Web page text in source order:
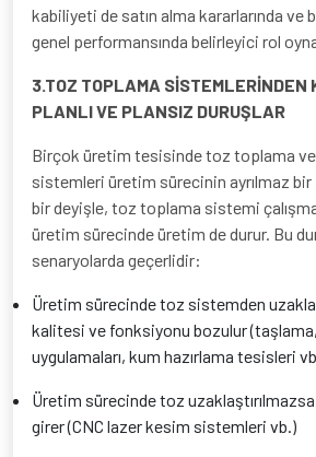
kabiliyeti de satın alma kararlarında ve
genel performansında belirleyici rol
3.TOZ TOPLAMA
PLANLI VE PLANSIZ DURUŞLAR
Birçok üretim tesisinde toz toplama
sistemleri üretim sürecinin ayrılmaz bir
bir deyişle, toz toplama sistemi
üretim sürecinde üretim de durur. Bu
senaryolarda geçerlidir:
Üretim sürecinde toz sistemden
kalitesi ve fonksiyonu bozulur (taşlama,
uygulamaları, kum hazırlama tesisleri
Üretim sürecinde toz
girer (CNC lazer kesim sistemleri vb.)